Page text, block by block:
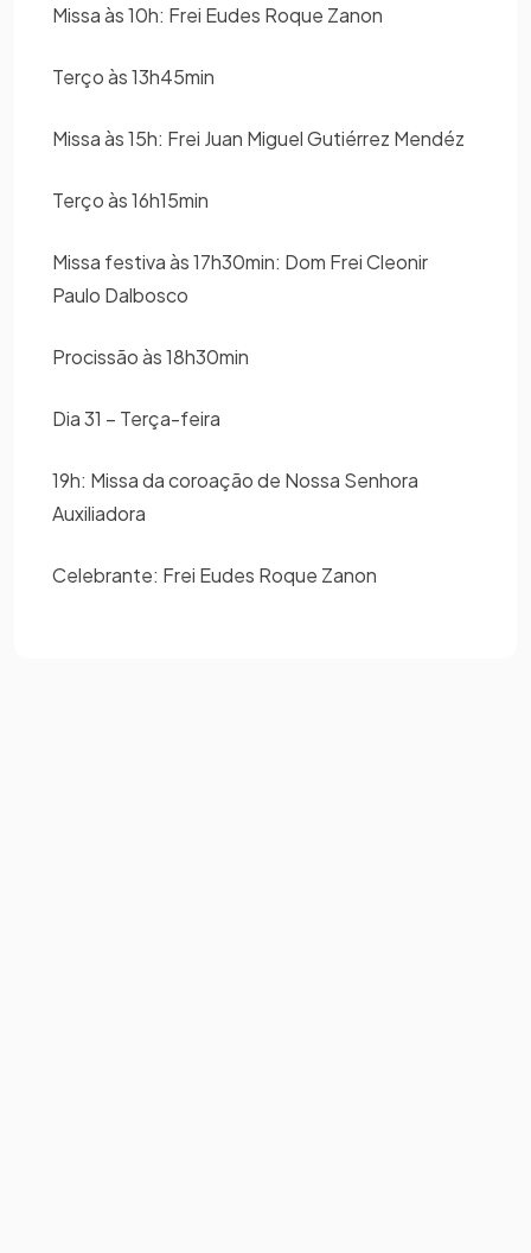
Missa às 10h: Frei Eudes Roque Zanon
Terço às 13h45min
Missa às 15h: Frei Juan Miguel Gutiérrez Mendéz
Terço às 16h15min
Missa festiva às 17h30min: Dom Frei Cleonir
Paulo Dalbosco
Procissão às 18h30min
Dia 31 – Terça-feira
19h: Missa da coroação de Nossa Senhora
Auxiliadora
Celebrante: Frei Eudes Roque Zanon